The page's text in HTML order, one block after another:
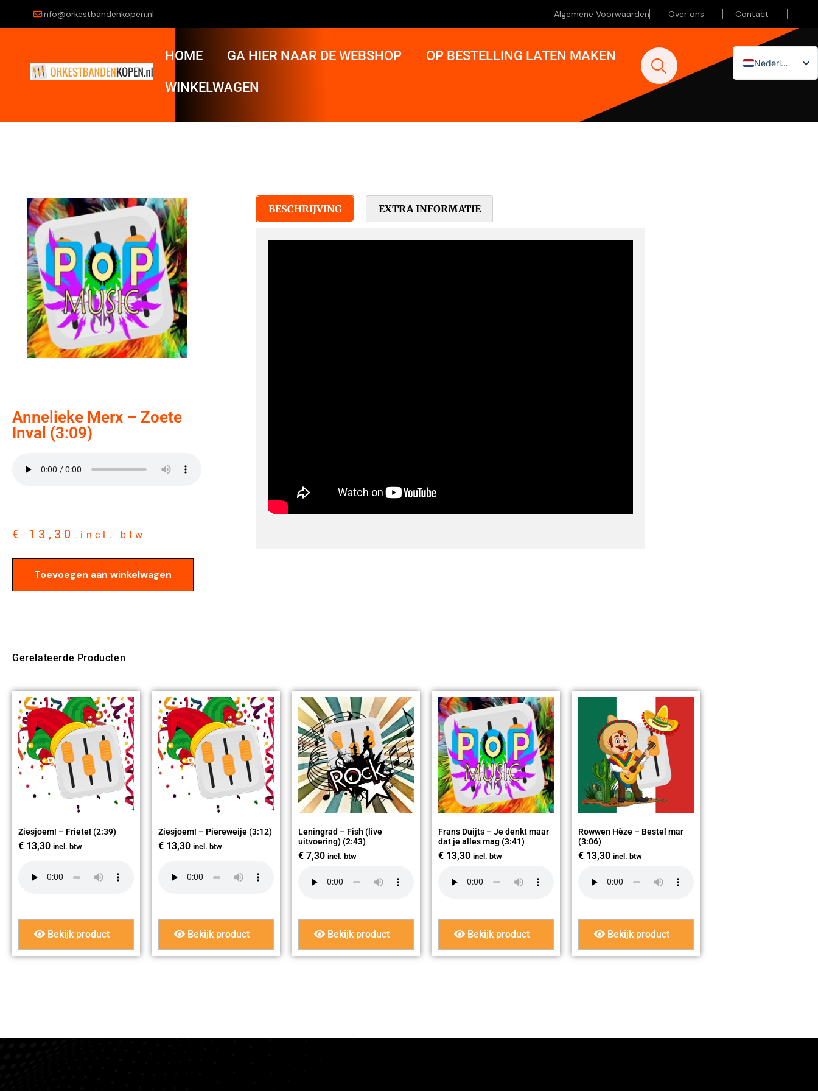
info@orkestbandenkopen.nl Algemene Voorwaarden Over ons Contact
HOME GA HIER NAAR DE WEBSHOP OP BESTELLING LATEN MAKEN
WINKELWAGEN
Nederlands
English (UK)
Annelieke Merx – Zoete
Inval (3:09)
€ 13,30 incl. btw
Toevoegen aan winkelwagen
BESCHRIJVING EXTRA INFORMATIE
Gerelateerde Producten
Ziesjoem! – Friete! (2:39)
€ 13,30 incl. btw
Bekijk product
Ziesjoem! – Piereweije (3:12)
€ 13,30 incl. btw
Bekijk product
Leningrad – Fish (live
uitvoering) (2:43)
€ 7,30 incl. btw
Bekijk product
Frans Duijts – Je denkt maar
dat je alles mag (3:41)
€ 13,30 incl. btw
Bekijk product
Rowwen Hèze – Bestel mar
(3:06)
€ 13,30 incl. btw
Bekijk product